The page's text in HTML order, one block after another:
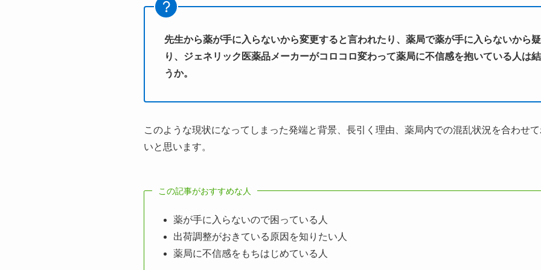
先生から薬が手に入らないから変更すると言われたり、薬局で薬が手に入らないから
り、ジェネリック医薬品メーカーがコロコロ変わって薬局に不信感を抱いている人は
うか。
このような現状になってしまった発端と背景、長引く理由、薬局内での混乱状況を合わせ
いと思います。
この記事がおすすめな人
薬が手に入らないので困っている人
出荷調整がおきている原因を知りたい人
薬局に不信感をもちはじめている人